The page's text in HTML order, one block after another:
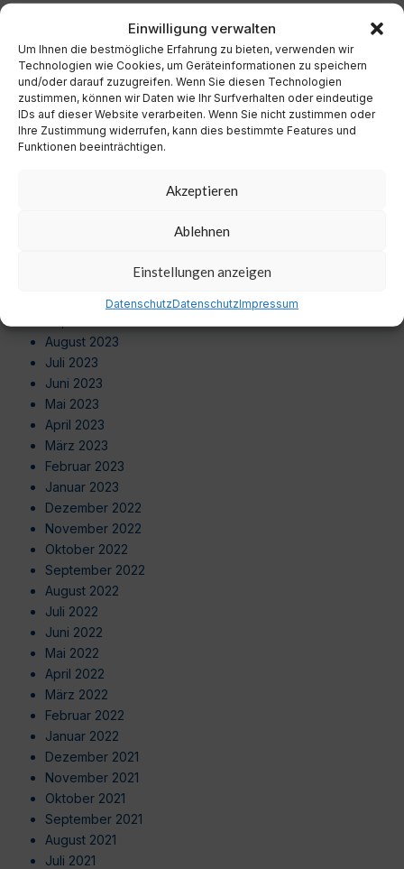
Einwilligung verwalten
Um Ihnen die bestmögliche Erfahrung zu bieten, verwenden wir
Technologien wie Cookies, um Geräteinformationen zu speichern
und/oder darauf zuzugreifen. Wenn Sie diesen Technologien
zustimmen, können wir Daten wie Ihr Surfverhalten oder eindeutige
IDs auf dieser Website verarbeiten. Wenn Sie nicht zustimmen oder
Ihre Zustimmung widerrufen, kann dies bestimmte Features und
Funktionen beeinträchtigen.
Akzeptieren
Ablehnen
Einstellungen anzeigen
DatenschutzDatenschutzImpressum
November 2024
Oktober 2024
September 2024
August 2024
Juli 2024
Juni 2024
Mai 2024
November 2023
Oktober 2023
August 2023
Juli 2023
Juni 2023
Mai 2023
April 2023
März 2023
Februar 2023
Januar 2023
Dezember 2022
November 2022
Oktober 2022
September 2022
August 2022
Juli 2022
Juni 2022
Mai 2022
April 2022
März 2022
Februar 2022
Januar 2022
Dezember 2021
November 2021
Oktober 2021
September 2021
August 2021
Juli 2021